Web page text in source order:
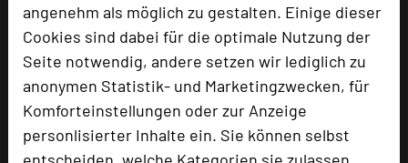
angenehm als möglich zu gestalten. Einige dieser
Cookies sind dabei für die optimale Nutzung der
Seite notwendig, andere setzen wir lediglich zu
anonymen Statistik- und Marketingzwecken, für
Komforteinstellungen oder zur Anzeige
personlisierter Inhalte ein. Sie können selbst
entscheiden, welche Kategorien sie zulassen
zur Tagungsanfrage hinzufügen add_circle
Hotel bewerten
Hoteldaten